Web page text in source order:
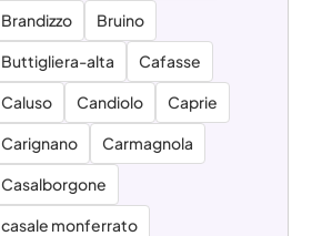
Brandizzo Bruino
Buttigliera-alta Cafasse
Caluso Candiolo Caprie
Carignano Carmagnola
Casalborgone
casale monferrato